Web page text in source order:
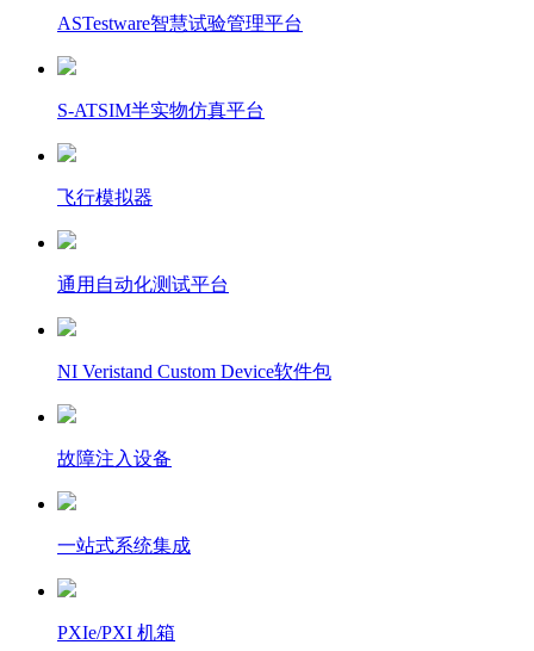
ASTestware智慧试验管理平台
S-ATSIM半实物仿真平台
飞行模拟器
通用自动化测试平台
NI Veristand Custom Device软件包
故障注入设备
一站式系统集成
PXIe/PXI 机箱